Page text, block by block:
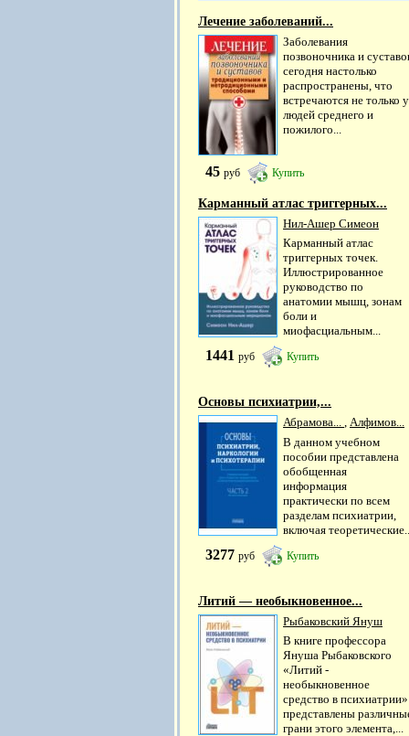
Лечение заболеваний...
Заболевания
позвоночника и
сегодня настолько
распространены, что
встречаются не только у
людей среднего и
пожилого...
45 руб Купить
Карманный атлас триггерных...
Нил-Ашер Симеон
Карманный атлас
триггерных точек.
Иллюстрированное
руководство по
анатомии мышц, зонам
боли и
миофасциальным...
1441 руб Купить
Основы психиатрии,...
Абрамова... , Алфимов...
В данном учебном
пособии представлена
обобщенная
информация
практически по всем
разделам психиатрии,
включая
3277 руб Купить
Литий — необыкновенное...
Рыбаковский Януш
В книге профессора
Януша Рыбаковского
«Литий -
необыкновенное
средство в психиатрии»
представлены
грани этого элемента,...